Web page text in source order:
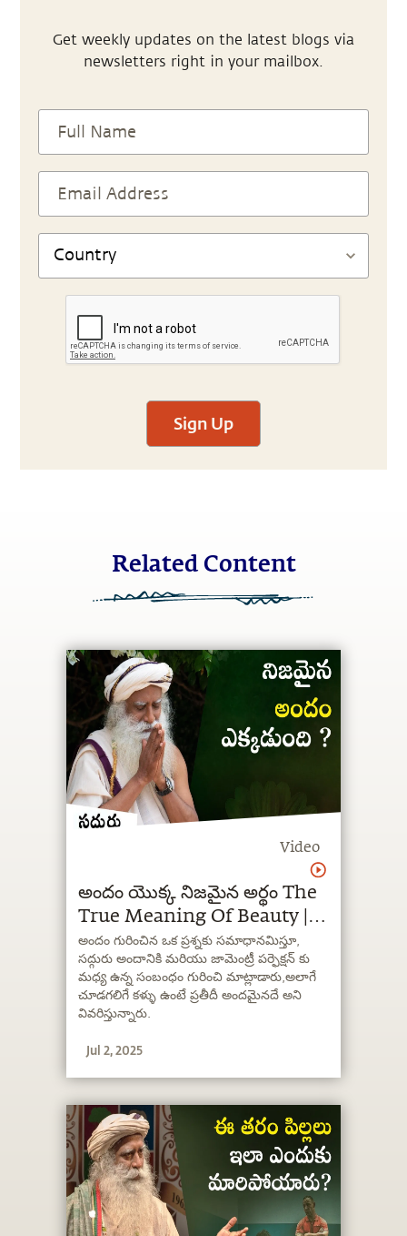
Get weekly updates on the latest blogs via
newsletters right in your mailbox.
Sign Up
Related Content
Video
అందం యొక్క నిజమైన అర్థం The
True Meaning Of Beauty |
Sadhguru Telugu
అందం గురించిన ఒక ప్రశ్నకు సమాధానమిస్తూ,
సద్గురు అందానికి మరియు జామెంట్రీ పర్ఫెక్షన్ కు
మధ్య ఉన్న సంబంధం గురించి మాట్లాడారు,అలాగే
చూడగలిగే కళ్ళు ఉంటే ప్రతీదీ అందమైనదే అని
వివరిస్తున్నారు.
Jul 2, 2025